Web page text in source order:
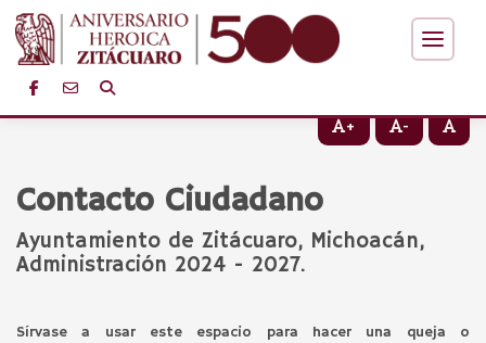
+ -
Contacto Ciudadano
Ayuntamiento de Zitácuaro, Michoacán,
Administración 2024 - 2027.
Sírvase a usar este espacio para hacer una queja o